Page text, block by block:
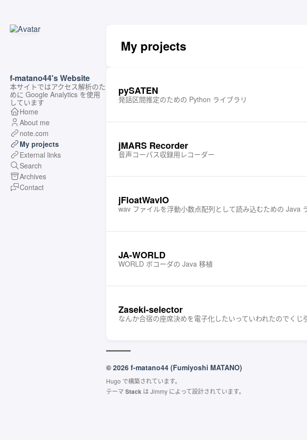
f-matano44's Website
本サイトではアクセス解析のた
めに Google Analytics を使用
しています
Home
About me
note.com
My projects
External links
Search
Archives
Contact
My projects
pySATEN
発話区間推定のための Python ライブラリ
jMARS Recorder
音声コーパス収録用レコーダー
jFloatWavIO
wav ファイルを浮動小数点配列として読み込むための Java
JA-WORLD
WORLD ボコーダの Java 移植
Zaseki-selector
なんか合宿の座席決めを電子化したいっていわれたのでくじ
© 2026 f-matano44 (Fumiyoshi MATANO)
Hugo で構築されています。
テーマ Stack はJimmyによって設計されています。